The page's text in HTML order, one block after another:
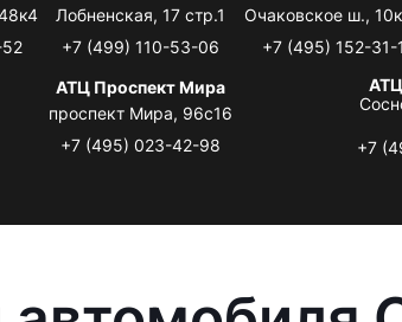
Лобненская, 17 стр.1
+7 (499) 110-53-06
Очаковское ш.,
+7 (495) 152-31-
АТЦ Проспект Мира
проспект Мира, 96с16
+7 (495) 023-42-98
+7